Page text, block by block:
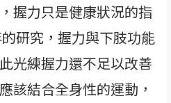
握力只是健康狀況的指
研究，握力與下肢功能
光練握力還不足以改善
該結合全身性的運動，